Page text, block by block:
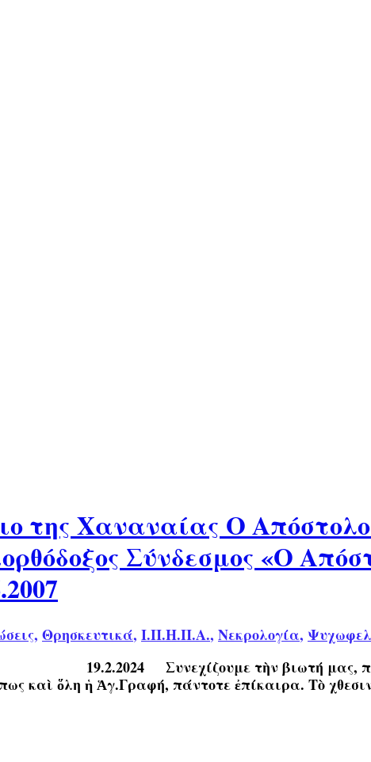
της Χαναναίας Ο
Σύνδεσμος «Ο
, Θρησκευτικά, Ι.Π.Η.Π.Α., Νεκρολογία,
βιωτή μας, προσπαθῶντας νὰ
καὶ ὅλη ἡ Ἁγ.Γραφή, πάντοτε ἐπίκαιρα. Τὸ